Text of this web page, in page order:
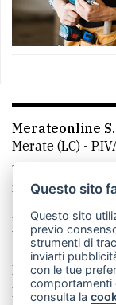
Merateonline
Merate (LC) -
Telefono:
mail:
La redazione
Made by VIP
Privacy policy
Rivedi le tue
Questo sito
Questo sito
previo
strumenti di
inviarti
con le tue
comportamenti
consulta la